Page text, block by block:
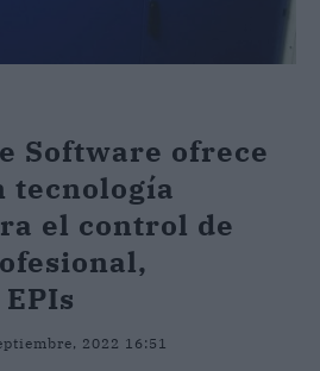
Software ofrece
tecnología
el control de
2022 16:51